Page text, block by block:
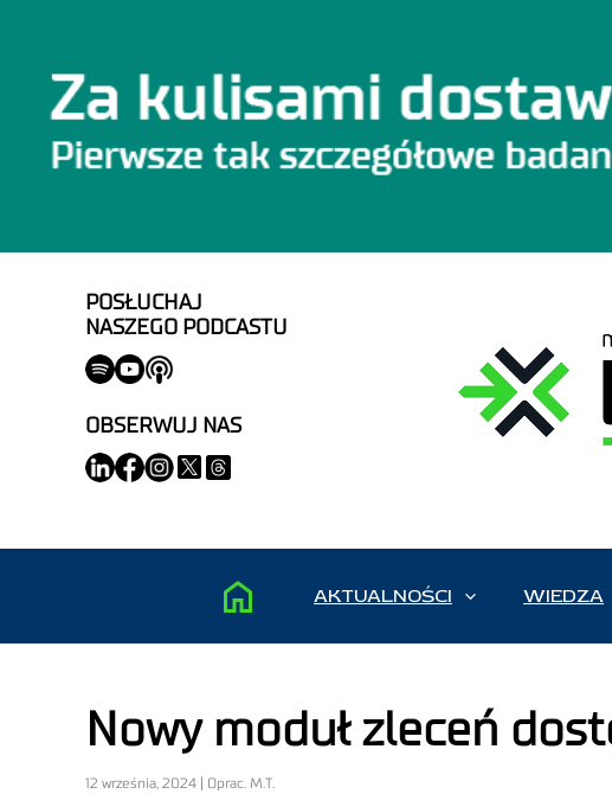
POSŁUCHAJ
NASZEGO PODCASTU
OBSERWUJ NAS
AKTUALNOŚCI WIEDZA
Nowy moduł zleceń
12 września, 2024 | Oprac. M.T.